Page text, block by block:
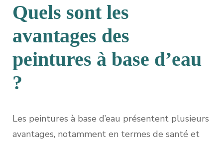
Quels sont les
avantages des
peintures à base d’eau
?
Les peintures à base d’eau présentent plusieurs
avantages, notamment en termes de santé et